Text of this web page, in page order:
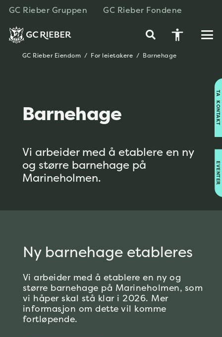
GC Rieber Gruppen GC Rieber Fondene
accessibility
GC Rieber Eiendom / For leietakere / Barnehage
Barnehage
Vi arbeider med å etablere en ny
og større barnehage på
Marineholmen.
Ny barnehage etableres
Vi arbeider med å etablere en ny og
større barnehage på Marineholmen, som
vi håper skal stå klar i 2026. Mer
informasjon om dette vil komme
fortløpende.
TA KONTAKT
EVENTER